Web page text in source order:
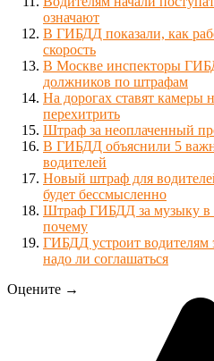
означают
В ГИБДД показали, как
скорость
В Москве инспекторы
должников по штрафам
На дорогах ставят камеры
перехитрить
Штраф за неоплаченный
В ГИБДД объяснили 5
водителей
Новый штраф для
будет бессмысленно
Штраф ГИБДД за музыку в
почему
ГИБДД устроит водителям
надо ли соглашаться
Оцените →